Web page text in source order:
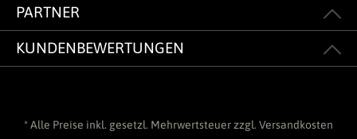
PARTNER
KUNDENBEWERTUNGEN
* Alle Preise inkl. gesetzl. Mehrwertsteuer zzgl. Versandkosten